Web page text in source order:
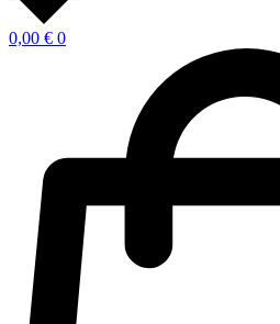
0,00 € 0